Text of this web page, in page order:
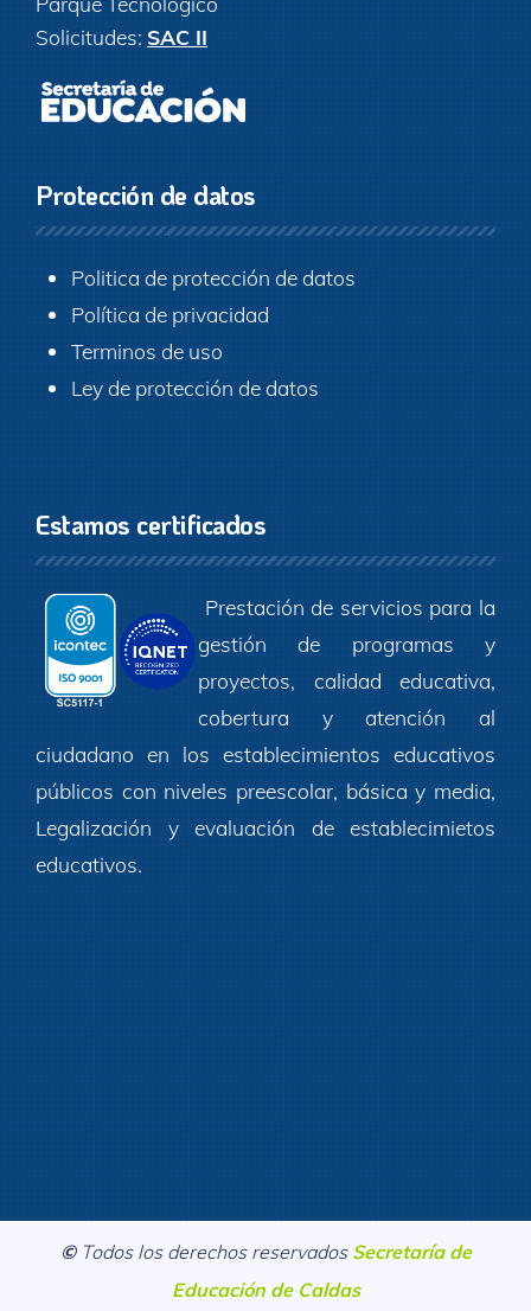
Solicitudes: SAC II
Protección de datos
Politica de protección de datos
Política de privacidad
Terminos de uso
Ley de protección de datos
Estamos certificados
Prestación de servicios para la
gestión de programas y
proyectos, calidad educativa,
cobertura y atención al
ciudadano en los establecimientos educativos
públicos con niveles preescolar, básica y media,
Legalización y evaluación de establecimietos
educativos.
©Todos los derechos reservados Secretaría de
Educación de Caldas